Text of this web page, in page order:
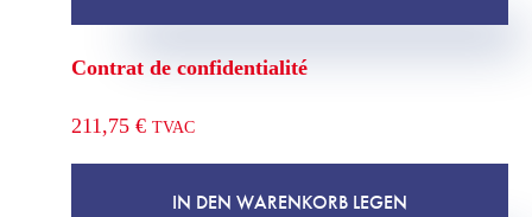
Contrat de confidentialité
211,75 € TVAC
IN DEN WARENKORB LEGEN